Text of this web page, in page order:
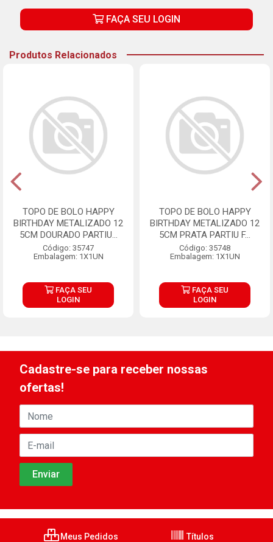
FAÇA SEU LOGIN
Produtos Relacionados
TOPO DE BOLO HAPPY
BIRTHDAY METALIZADO 12
5CM DOURADO PARTIU...
Código: 35747
Embalagem: 1X1UN
FAÇA SEU
LOGIN
TOPO DE BOLO HAPPY
BIRTHDAY METALIZADO 12
5CM PRATA PARTIU F...
Código: 35748
Embalagem: 1X1UN
FAÇA SEU
LOGIN
Cadastre-se para receber nossas
ofertas!
Meus Pedidos Títulos